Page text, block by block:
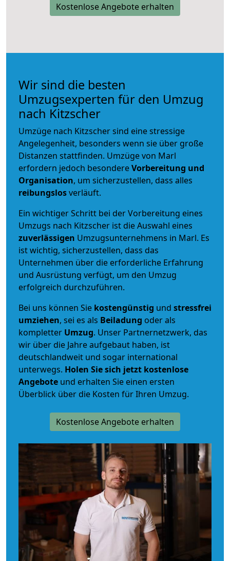
Kostenlose Angebote erhalten
Wir sind die besten
Umzugsexperten für den Umzug
nach Kitzscher
Umzüge nach Kitzscher sind eine stressige
Angelegenheit, besonders wenn sie über große
Distanzen stattfinden. Umzüge von Marl
erfordern jedoch besondereVorbereitung und
Organisation, um sicherzustellen, dass alles
reibungslosverläuft.
Ein wichtiger Schritt bei der Vorbereitung eines
Umzugs nach Kitzscher ist die Auswahl eines
zuverlässigen Umzugsunternehmens in Marl. Es
ist wichtig, sicherzustellen, dass das
Unternehmen über die erforderliche Erfahrung
und Ausrüstung verfügt, um den Umzug
erfolgreich durchzuführen.
Bei uns können Sie kostengünstig und stressfrei
umziehen, sei es als Beiladung oder als
kompletter Umzug. Unser Partnernetzwerk, das
wir über die Jahre aufgebaut haben, ist
deutschlandweit und sogar international
unterwegs. Holen Sie sich jetzt kostenlose
Angebote und erhalten Sie einen ersten
Überblick über die Kosten für Ihren Umzug.
Kostenlose Angebote erhalten